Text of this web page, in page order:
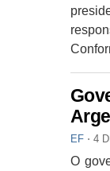
EF ⋅ 4
O